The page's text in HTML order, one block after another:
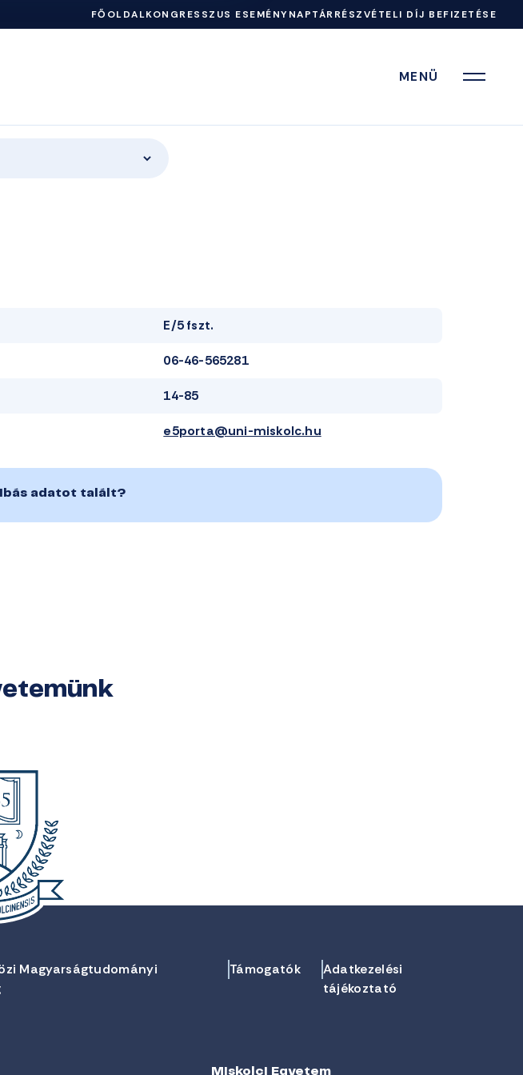
FŐOLDALKONGRESSZUS ESEMÉNYNAPTÁRRÉSZVÉTELI DÍJ BEFIZETÉSE
MENÜ
E/5 fszt.
06-46-565281
14-85
e5porta@uni-miskolc.hu
adatot talált?
Magyarságtudományi
Támogatók
Adatkezelési
tájékoztató
Miskolci Egyetem